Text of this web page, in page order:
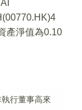
產淨值為0.10
行董事高來